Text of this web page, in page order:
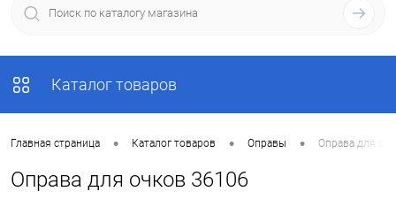
Каталог товаров
Главная страница • Каталог товаров • Оправы • Оправа для
Оправа для очков 36106